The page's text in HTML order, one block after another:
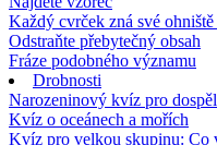
Každý cvrček zná své ohniště
Odstraňte přebytečný obsah
Fráze podobného významu
Drobnosti
Narozeninový kvíz pro
Kvíz o oceánech a mořích
Kvíz pro velkou skupinu: Co